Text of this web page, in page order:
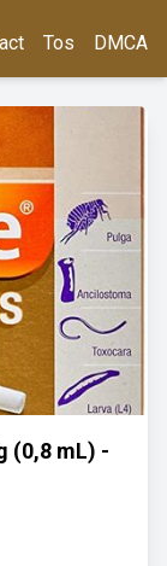
Tos DMCA
(0,8 mL) -